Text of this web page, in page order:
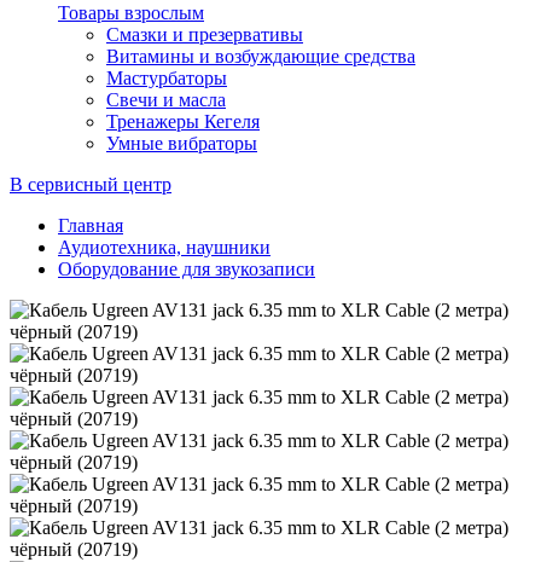
Товары взрослым
Смазки и презервативы
Витамины и возбуждающие средства
Мастурбаторы
Свечи и масла
Тренажеры Кегеля
Умные вибраторы
В сервисный центр
Главная
Аудиотехника, наушники
Оборудование для звукозаписи